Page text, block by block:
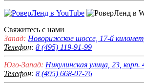
Свяжитесь с нами
Запад: Новорижское шоссе, 17-й
Телефон: 8 (495) 119-91-99
Юго-Запад: Никулинская улица, 23,
Телефон: 8 (495) 668-07-76